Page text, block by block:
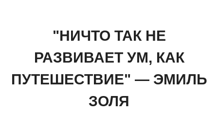
"НИЧТО ТАК НЕ
РАЗВИВАЕТ УМ, КАК
ПУТЕШЕСТВИЕ" — ЭМИЛЬ
ЗОЛЯ